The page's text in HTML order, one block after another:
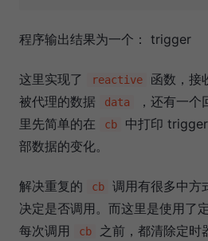
程序输出结果为一个： trigger
这里实现了 reactive
函数，接
被代理的数据
data ，还有一个
里先简单的在
cb
中打印
部数据的变化。
解决重复的 cb
调用有很多中方
决定是否调用。而这里是使用了
每次调用
cb 之前，都清除定时